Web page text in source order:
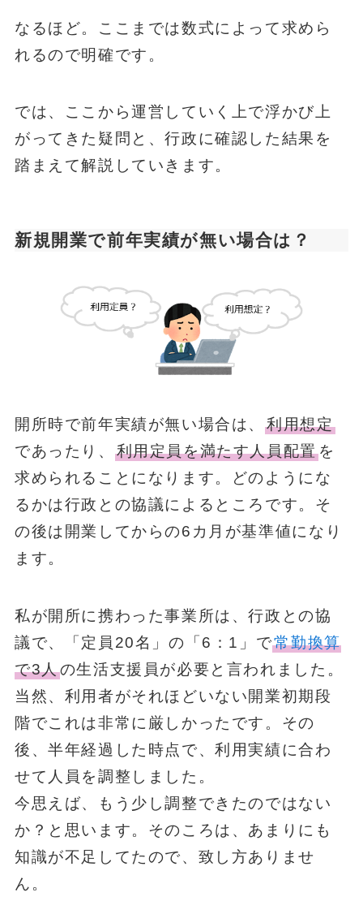
なるほど。ここまでは数式によって求めら
れるので明確です。
では、ここから運営していく上で浮かび上
がってきた疑問と、行政に確認した結果を
踏まえて解説していきます。
新規開業で前年実績が無い場合は？
開所時で前年実績が無い場合は、利用想定
であったり、 利用定員を満たす人員配置を
求められることになります。どのようにな
るかは行政との協議によるところです。そ
の後は開業してからの6カ月が基準値になり
ます。
私が開所に携わった事業所は、行政との協
議で、「定員20名」の「6：1」で常勤換算
で3人の生活支援員が必要と言われました。
当然、利用者がそれほどいない開業初期段
階でこれは非常に厳しかったです。その
後、半年経過した時点で、利用実績に合わ
せて人員を調整しました。
今思えば、もう少し調整できたのではない
か？と思います。そのころは、あまりにも
知識が不足してたので、致し方ありませ
ん。